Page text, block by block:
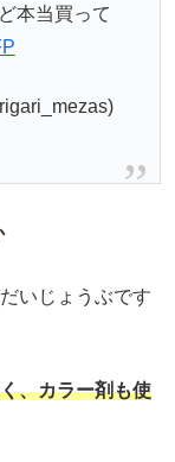
本当買って
いじょうぶです
、カラー剤も使